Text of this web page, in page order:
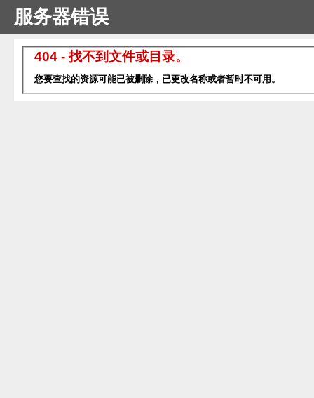
服务器错误
404 - 找不到文件或目录。
您要查找的资源可能已被删除，已更改名称或者暂时不可用。